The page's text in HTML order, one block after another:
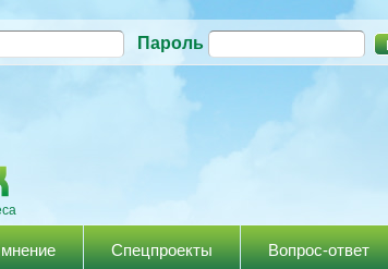
Перейти к
содержанию
Пароль
Спецпроекты Вопрос-ответ